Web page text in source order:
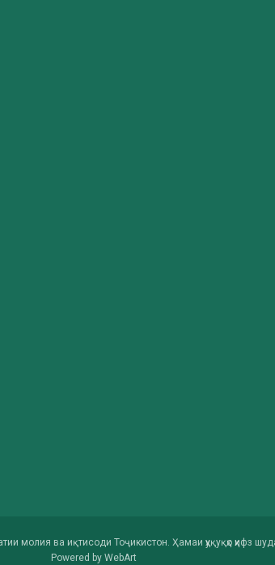
молия ва иқтисоди Тоҷикистон. Ҳамаи ҳуқуқҳо ҳифз
Powered by WebArt